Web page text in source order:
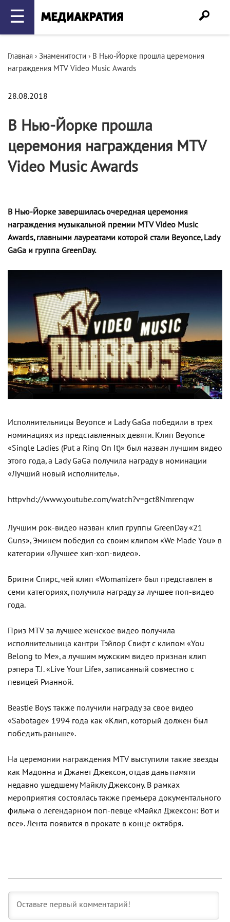
☰
Главная › Знаменитости › В Нью-Йорке прошла церемония
награждения MTV Video Music Awards
28.08.2018
В Нью-Йорке прошла
церемония награждения MTV
Video Music Awards
В Нью-Йорке завершилась очередная церемония
награждения музыкальной премии MTV Video Music
Awards, главными лауреатами которой стали Beyonce, Lady
GaGa и группа GreenDay.
Исполнительницы Beyonce и Lady GaGa победили в трех
номинациях из представленных девяти. Клип Beyonce
«Single Ladies (Put a Ring On It)» был назван лучшим видео
этого года, а Lady GaGa получила награду в номинации
«Лучший новый исполнитель».
httpvhd://www.youtube.com/watch?v=gct8Nmrenqw
Лучшим рок-видео назван клип группы GreenDay «21
Guns», Эминем победил со своим клипом «We Made You» в
категории «Лучшее хип-хоп-видео».
Бритни Спирс, чей клип «Womanizer» был представлен в
семи категориях, получила награду за лучшее поп-видео
года.
Приз MTV за лучшее женское видео получила
исполнительница кантри Тэйлор Свифт с клипом «You
Belong to Me», а лучшим мужским видео признан клип
рэпера T.I. «Live Your Life», записанный совместно с
певицей Рианной.
Beastie Boys также получили награду за свое видео
«Sabotage» 1994 года как «Клип, который должен был
победить раньше».
На церемонии награждения MTV выступили такие звезды
как Мадонна и Джанет Джексон, отдав дань памяти
недавно ушедшему Майклу Джексону. В рамках
мероприятия состоялась также премьера документального
фильма о легендарном поп-певце «Майкл Джексон: Вот и
все». Лента появится в прокате в конце октября.